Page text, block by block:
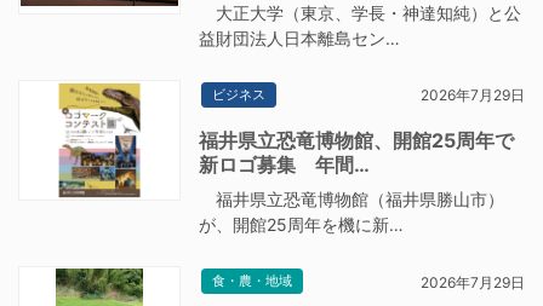
大正大学（東京、学長・神達知純）と公
益財団法人日本離島セン…
ビジネス 2026年7月29日
福井県立恐竜博物館、開館25周年で
新ロゴ募集 年間…
福井県立恐竜博物館（福井県勝山市）
が、開館25周年を機に新…
食・農・地域 2026年7月29日